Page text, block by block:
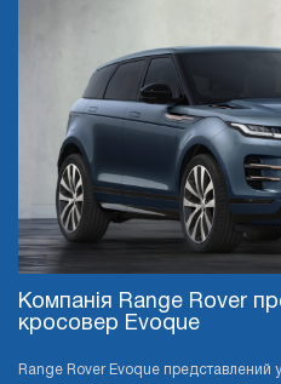
Компанія Range Rover
кросовер Evoque
Range Rover Evoque представлений